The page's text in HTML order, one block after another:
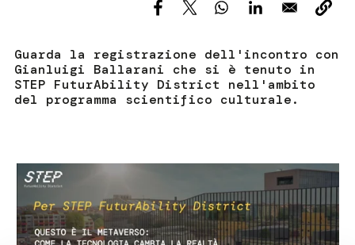
Guarda la registrazione dell'incontro con
Gianluigi Ballarani che si è tenuto in
STEP FuturAbility District nell'ambito
del programma scientifico culturale.